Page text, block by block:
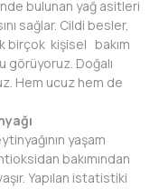
bulunan yağ asitleri
sağlar. Cildi besler,
birçok kişisel bakım
görüyoruz. Doğalı
Hem ucuz hem de
yaşam
bakımından
Yapılan istatistiki